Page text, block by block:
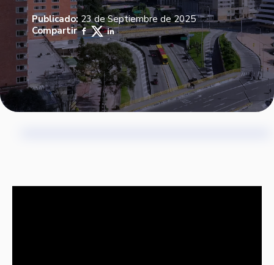
Publicado:23 de Septiembre de 2025
Compartir